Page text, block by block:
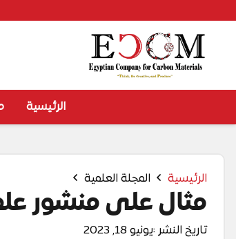
الرئيسية
الرئيسية المجلة العلمية
مثال على منشور
تاريخ النشر :يونيو 18, 2023